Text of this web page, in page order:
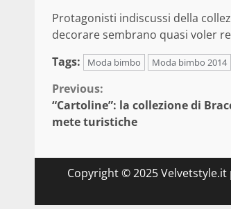
Protagonisti indiscussi della
decorare sembrano quasi voler
Tags:
Moda bimbo Moda bimbo 2014
Continue
Reading
Previous:
“Cartoline”: la collezione di
mete turistiche
Copyright © 2025 Velvetstyle.it